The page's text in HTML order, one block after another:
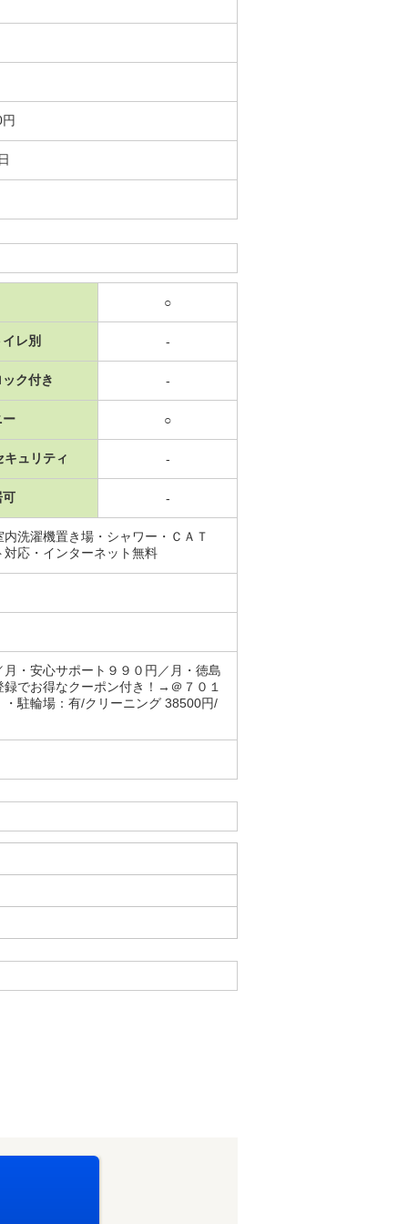
○
レ別 -
ク付き -
ー ○
キュリティ -
可 -
洗濯機置き場・シャワー・ＣＡＴ
応・インターネット無料
・安心サポート９９０円／月・徳島
でお得なクーポン付き！→＠７０１
駐輪場：有/クリーニング 38500円/